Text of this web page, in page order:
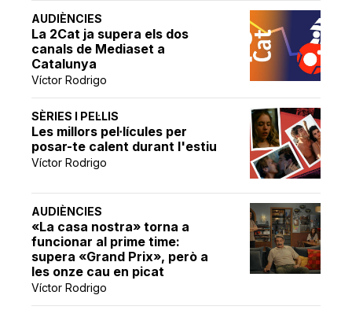
AUDIÈNCIES
La 2Cat ja supera els dos
canals de Mediaset a
Catalunya
Víctor Rodrigo
SÈRIES I PEL·LIS
Les millors pel·lícules per
posar-te calent durant l'estiu
Víctor Rodrigo
AUDIÈNCIES
«La casa nostra» torna a
funcionar al prime time:
supera «Grand Prix», però a
les onze cau en picat
Víctor Rodrigo